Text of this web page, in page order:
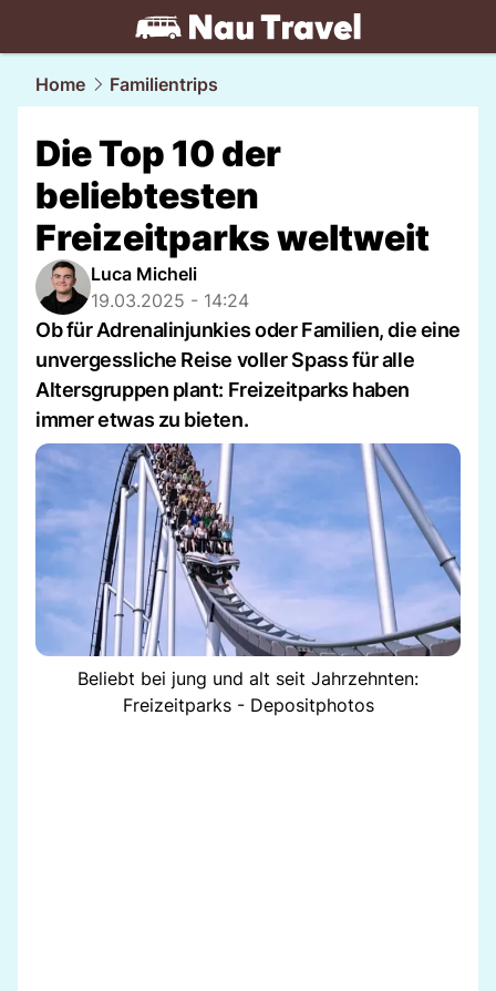
travel.NAU.ch
Home Familientrips
Die Top 10 der
beliebtesten
Freizeitparks weltweit
Luca Micheli
19.03.2025 - 14:24
Ob für Adrenalinjunkies oder Familien, die eine
unvergessliche Reise voller Spass für alle
Altersgruppen plant: Freizeitparks haben
immer etwas zu bieten.
Beliebt bei jung und alt seit Jahrzehnten:
Freizeitparks - Depositphotos